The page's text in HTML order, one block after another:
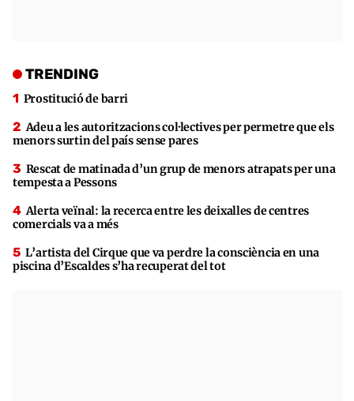
TRENDING
Prostitució de barri
Adeu a les autoritzacions col·lectives per permetre que els
menors surtin del país sense pares
Rescat de matinada d’un grup de menors atrapats per una
tempesta a Pessons
Alerta veïnal: la recerca entre les deixalles de centres
comercials va a més
L’artista del Cirque que va perdre la consciència en una
piscina d’Escaldes s’ha recuperat del tot